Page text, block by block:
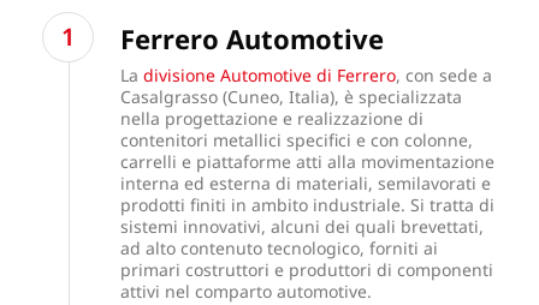
Ferrero Automotive
La divisione Automotive di Ferrero, con sede a
Casalgrasso (Cuneo, Italia), è specializzata
nella progettazione e realizzazione di
contenitori metallici specifici e con colonne,
carrelli e piattaforme atti alla movimentazione
interna ed esterna di materiali, semilavorati e
prodotti finiti in ambito industriale. Si tratta di
sistemi innovativi, alcuni dei quali brevettati,
ad alto contenuto tecnologico, forniti ai
primari costruttori e produttori di componenti
attivi nel comparto automotive.